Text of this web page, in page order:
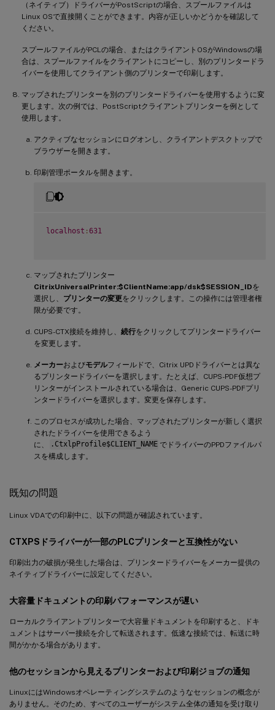
（ネイティブ）ドライバーがPostScriptの場合、スプールファイルは
Linux OSで直接開くことができます。内容が正しいかどうかを確認して
ください。
スプールファイルがPCLの場合、またはクライアントOSがWindowsの場
合は、スプールファイルをクライアントにコピーし、別のプリンタードラ
イバーを使用してクライアント側のプリンターで印刷します。
マップされたプリンターを別のプリンタードライバーを使用するように変
更します。次の例では、PostScriptクライアントプリンターを例として
使用します。
アクティブなセッションにログオンし、クライアントデスクトップで
ブラウザーを開きます。
印刷管理ポータルを開きます。
localhost :631
マップされたプリンター
CitrixUniversalPrinter:$ClientName:app/dsk$SESSION_IDを
選択し、 プリンターの変更をクリックします。この操作には管理者権
限が必要です。
CUPS-CTX接続を維持し、 続行をクリックしてプリンタードライバー
を変更します。
メーカーおよびモデルフィールドで、Citrix UPDドライバーとは異な
るプリンタードライバーを選択します。たとえば、CUPS-PDF仮想プ
リンターがインストールされている場合は、Generic CUPS-PDFプリ
ンタードライバーを選択します。変更を保存します。
このプロセスが成功した場合、マップされたプリンターが新しく選択
されたドライバーを使用できるよう
に、
.CtxlpProfile$CLIENT_NAME でドライバーのPPDファイルパ
スを構成します。
既知の問題
Linux VDAでの印刷中に、以下の問題が確認されています。
CTXPSドライバーが一部のPLCプリンターと互換性がない
印刷出力の破損が発生した場合は、プリンタードライバーをメーカー提供の
ネイティブドライバーに設定してください。
大容量ドキュメントの印刷パフォーマンスが遅い
ローカルクライアントプリンターで大容量ドキュメントを印刷すると、ドキ
ュメントはサーバー接続を介して転送されます。低速な接続では、転送に時
間がかかる場合があります。
他のセッションから見えるプリンターおよび印刷ジョブの通知
LinuxにはWindowsオペレーティングシステムのようなセッションの概念が
ありません。そのため、すべてのユーザーがシステム全体の通知を受け取り